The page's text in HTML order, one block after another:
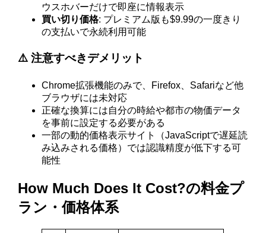
ウスホバーだけで即座に情報表示
買い切り価格: プレミアム版も$9.99の一度きり
の支払いで永続利用可能
⚠️ 注意すべきデメリット
Chrome拡張機能のみで、Firefox、Safariなど他
ブラウザには未対応
正確な換算には自分の時給や都市の物価データ
を事前に設定する必要がある
一部の動的価格表示サイト（JavaScriptで遅延読
み込みされる価格）では認識精度が低下する可
能性
How Much Does It Cost?の料金プ
ラン・価格体系